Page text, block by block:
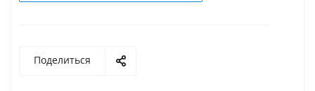
Поделиться